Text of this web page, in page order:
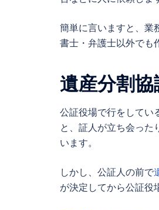
簡単に言いますと、業
書士・弁護士以外でも
遺産分割協
公証役場で行をしてい
と、証人が立ち会った
います。
しかし、公証人の前で
が決定してから公証役